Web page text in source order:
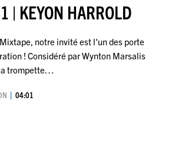
| KEYON HARROLD
notre invité est l'un des porte
! Considéré par Wynton Marsalis
trompette…
04:01